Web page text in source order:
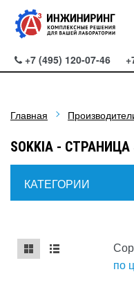
+7 (495) 120-07-46
Главная
SOKKIA - СТРАНИЦА
КАТЕГОРИИ
mse2_chunk_defaultпо